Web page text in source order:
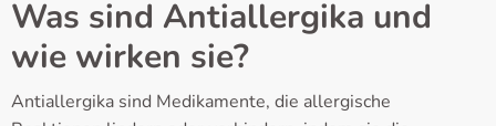
Was sind Antiallergika und
wie wirken sie?
Antiallergika sind Medikamente, die allergische